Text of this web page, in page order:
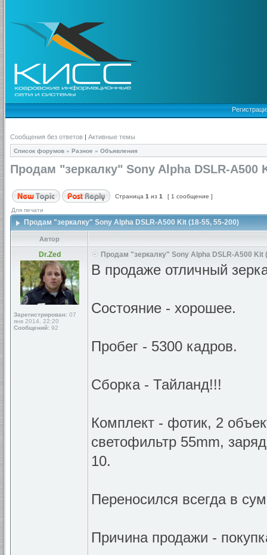
Сообщения без ответов | Активные темы
Список форумов » Разное » Объявления
Продам "зеркалку" Sony Alpha DSLR-A500
Страница 1 из 1 [ 1 сообщение ]
Для печати
Продам "зеркалку" Sony Alpha DSLR-A500 Kit (18-55, 55-200)
Автор
Dr.Zed
Зарегистрирован: 07
янв 2014, 22:20
Сообщений: 92
Продам "зеркалку" Sony Alpha DSLR-A500 Kit
В продаже отличный
Состояние - хорошее.
Пробег - 5300 кадров.
Сборка - Тайланд!!!
Комплект - фотик, 2
светофильтр 55mm,
10.
Переносился всегда в
Причина продажи -